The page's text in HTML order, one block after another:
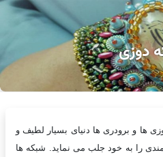
دوزی
ها و برودری ها دنیای بسیار لطیف و
را به خود جلب می نماید. شبکه ها